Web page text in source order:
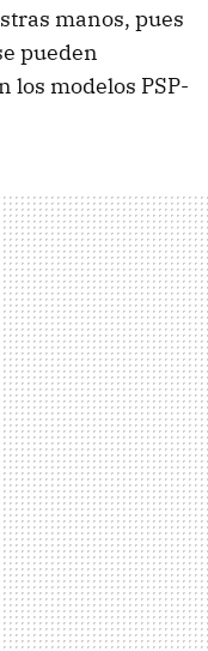
manos, pues
pueden
los modelos PSP-